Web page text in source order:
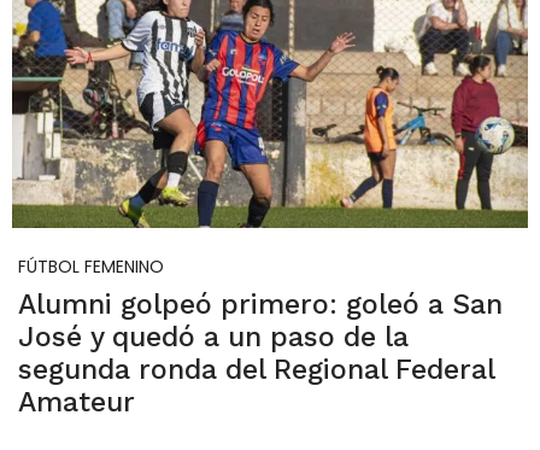
FÚTBOL FEMENINO
Alumni golpeó primero: goleó a San
José y quedó a un paso de la
segunda ronda del Regional Federal
Amateur